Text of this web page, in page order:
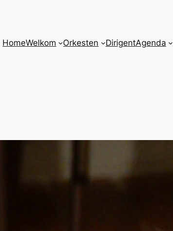
HomeWelkom Orkesten DirigentAgenda